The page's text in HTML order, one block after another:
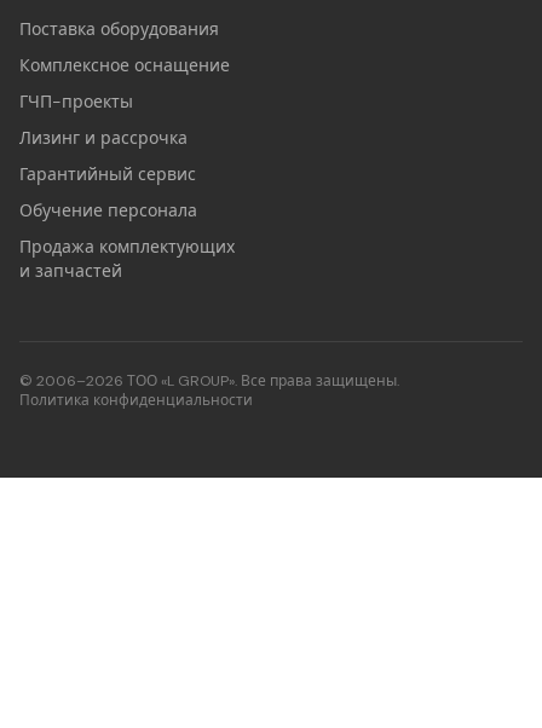
Поставка оборудования
Комплексное оснащение
ГЧП-проекты
Лизинг и рассрочка
Гарантийный сервис
Обучение персонала
Продажа комплектующих
и запчастей
© 2006–2026 ТОО «L GROUP». Все права защищены.
Политика конфиденциальности